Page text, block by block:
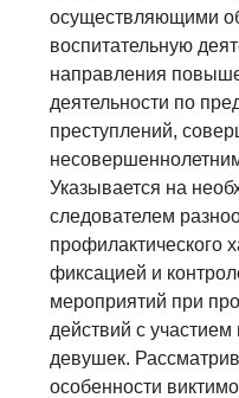
осуществляющими
воспитательную
направления
деятельности по
преступлений,
Указывается на
следователем
профилактического
фиксацией и
мероприятий при
действий с
девушек.
особенности